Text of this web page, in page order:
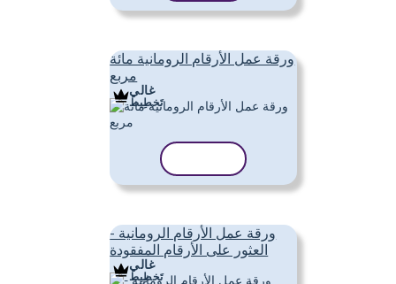
ورقة عمل الأرقام الرومانية مائة
مربع
غالي
تَخطِيط
ورقة عمل الأرقام الرومانية -
العثور على الأرقام المفقودة
غالي
تَخطِيط